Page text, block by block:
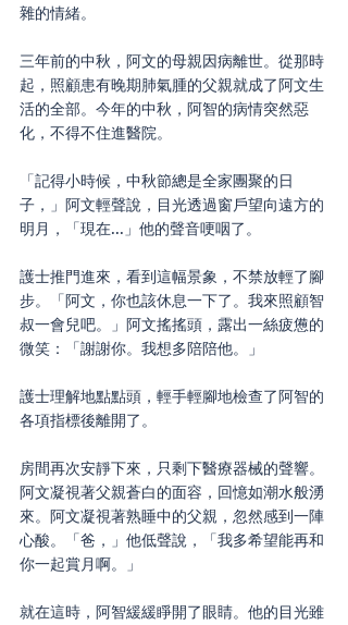
雜的情緒。
三年前的中秋，阿文的母親因病離世。從那時
起，照顧患有晚期肺氣腫的父親就成了阿文生
活的全部。今年的中秋，阿智的病情突然惡
化，不得不住進醫院。
「記得小時候，中秋節總是全家團聚的日
子，」阿文輕聲說，目光透過窗戶望向遠方的
明月，「現在...」他的聲音哽咽了。
護士推門進來，看到這幅景象，不禁放輕了腳
步。「阿文，你也該休息一下了。我來照顧智
叔一會兒吧。」阿文搖搖頭，露出一絲疲憊的
微笑：「謝謝你。我想多陪陪他。」
護士理解地點點頭，輕手輕腳地檢查了阿智的
各項指標後離開了。
房間再次安靜下來，只剩下醫療器械的聲響。
阿文凝視著父親蒼白的面容，回憶如潮水般湧
來。阿文凝視著熟睡中的父親，忽然感到一陣
心酸。「爸，」他低聲說，「我多希望能再和
你一起賞月啊。」
就在這時，阿智緩緩睜開了眼睛。他的目光雖